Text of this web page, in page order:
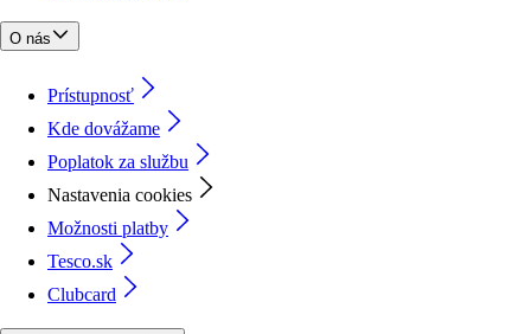
O nás
Prístupnosť
Kde dovážame
Poplatok za službu
Nastavenia cookies
Možnosti platby
Tesco.sk
Clubcard